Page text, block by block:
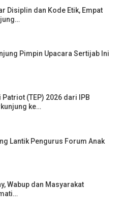
Disiplin dan Kode Etik, Empat
Pimpin Upacara Sertijab Ini
(TEP) 2026 dari IPB
ke…
Lantik Pengurus Forum Anak
Wabup dan Masyarakat